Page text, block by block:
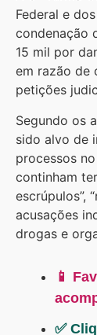
Federal e
condenação
15 mil por
em razão de
petições
Segundo os
sido alvo de
processos
continham
escrúpulos”,
acusações
drogas e
📱
✅